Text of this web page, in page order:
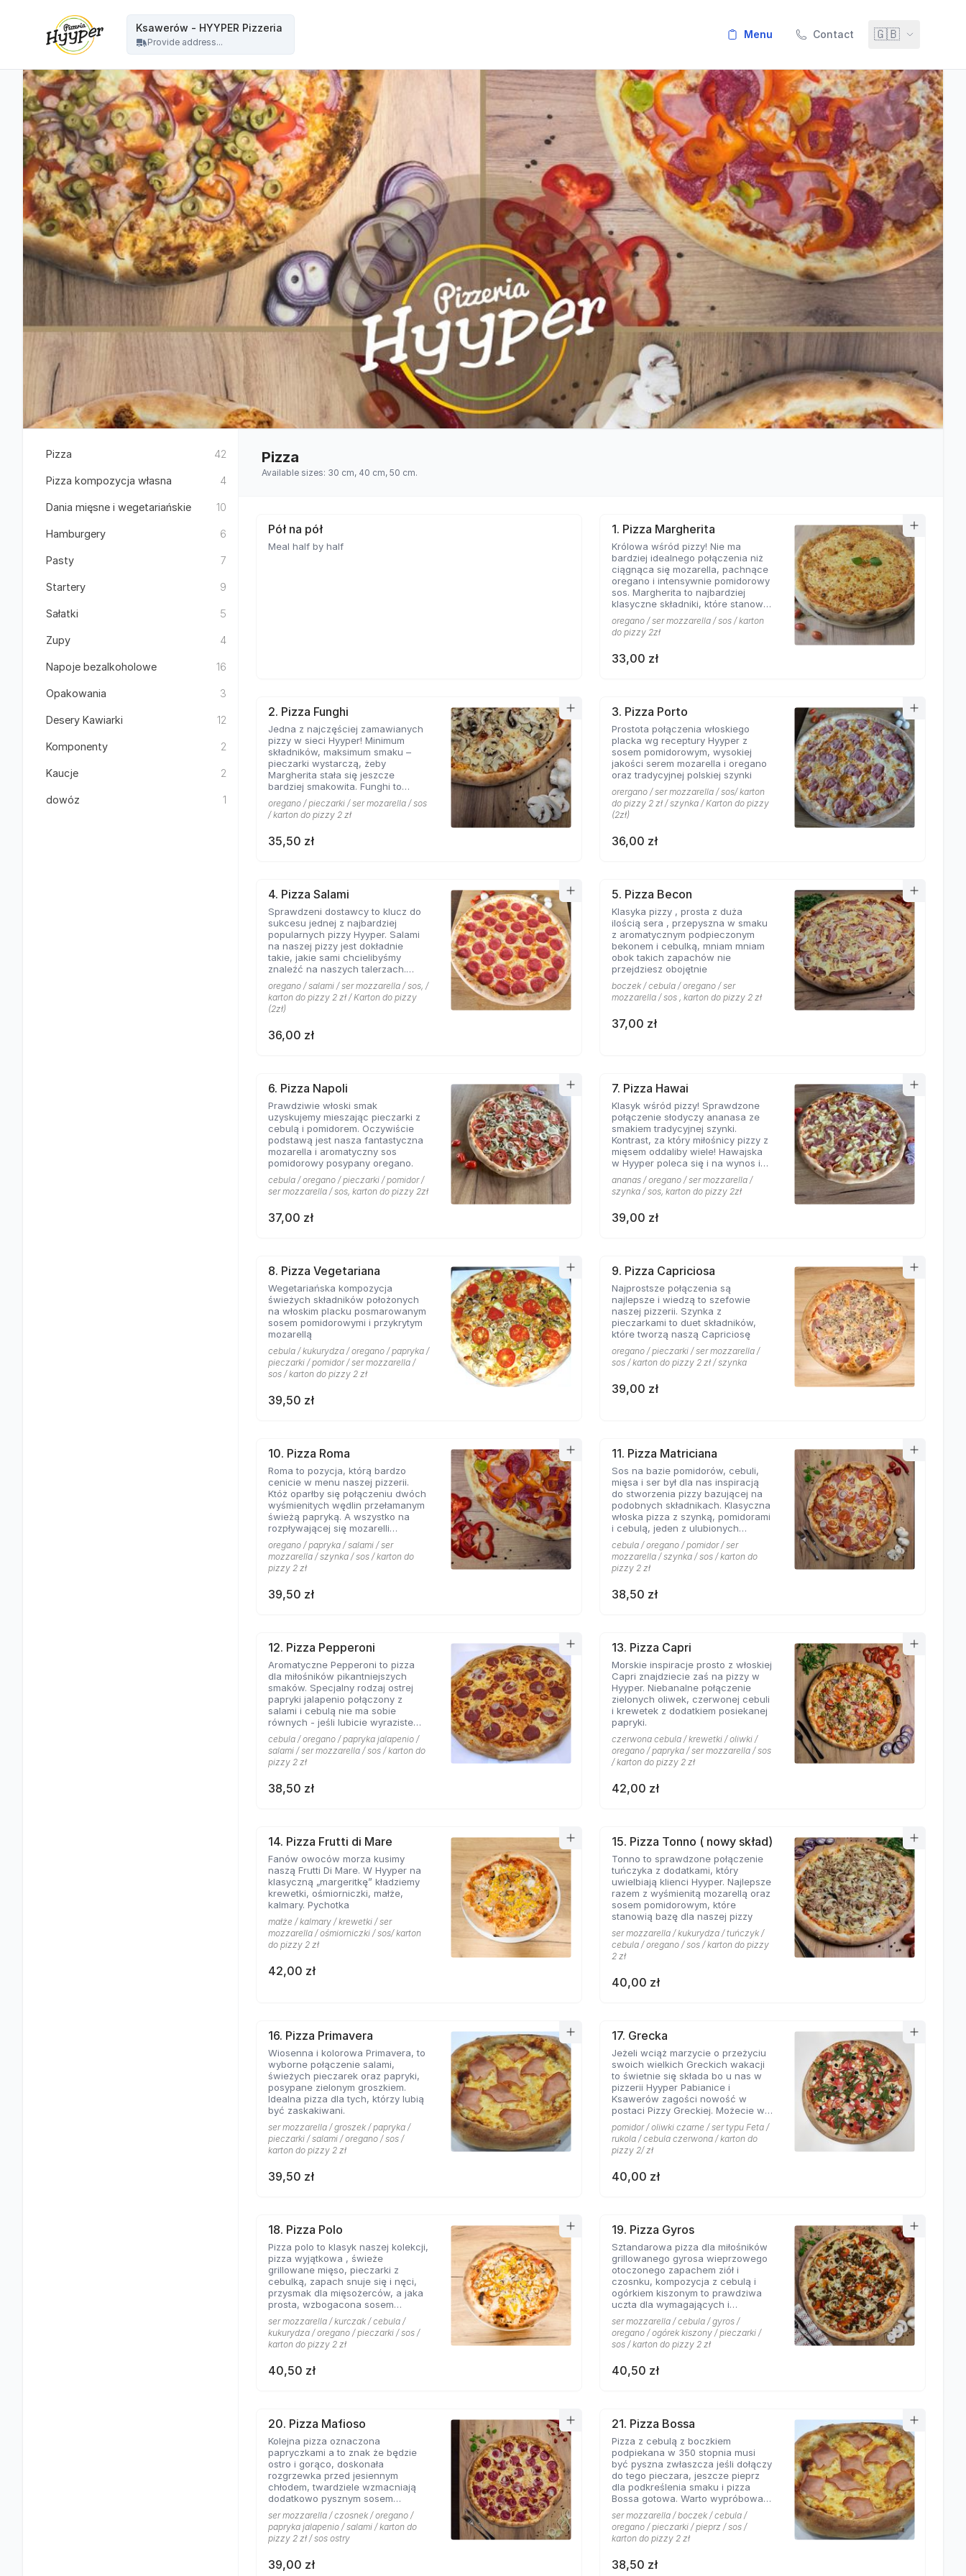
Ksawerów - HYYPER Pizzeria
Provide address...
menu Contact 🇬🇧
Pizza 42
Pizza kompozycja własna 4
Dania mięsne i wegetariańskie 10
Hamburgery 6
Pasty 7
Startery 9
Sałatki 5
Zupy 4
Napoje bezalkoholowe 16
Opakowania 3
Desery Kawiarki 12
Komponenty 2
Kaucje 2
dowóz 1
Pizza
Available sizes: 30 cm, 40 cm, 50 cm.
Pół na pół
Meal half by half
1. Pizza Margherita
Królowa wśród pizzy! Nie ma
bardziej idealnego połączenia niż
ciągnąca się mozarella, pachnące
oregano i intensywnie pomidorowy
sos. Margherita to najbardziej
klasyczne składniki, które stanowią
bazę każdej pizzy. Nasza
Margherita z pewnością nie ma
sobie równych w okolicy!
oregano / ser mozzarella / sos / karton
do pizzy 2zł
33,00 zł
2. Pizza Funghi
Jedna z najczęściej zamawianych
pizzy w sieci Hyyper! Minimum
składników, maksimum smaku –
pieczarki wystarczą, żeby
Margherita stała się jeszcze
bardziej smakowita. Funghi to
kolejny klasyk, którego nie można
pominąć w menu prawdziwej
włoskiej pizzerii.
oregano / pieczarki / ser mozarella / sos
/ karton do pizzy 2 zł
35,50 zł
3. Pizza Porto
Prostota połączenia włoskiego
placka wg receptury Hyyper z
sosem pomidorowym, wysokiej
jakości serem mozarella i oregano
oraz tradycyjnej polskiej szynki
orergano / ser mozzarella / sos/ karton
do pizzy 2 zł / szynka / Karton do pizzy
(2zł)
36,00 zł
4. Pizza Salami
Sprawdzeni dostawcy to klucz do
sukcesu jednej z najbardziej
popularnych pizzy Hyyper. Salami
na naszej pizzy jest dokładnie
takie, jakie sami chcielibyśmy
znaleźć na naszych talerzach.
Aromat roztopionej mozarelli i
salami to coś obok czego miłośnicy
pizzy z mięsem nie przejdą
obojętnie!
oregano / salami / ser mozzarella / sos, /
karton do pizzy 2 zł / Karton do pizzy
(2zł)
36,00 zł
5. Pizza Becon
Klasyka pizzy , prosta z duża
ilością sera , przepyszna w smaku
z aromatycznym podpieczonym
bekonem i cebulką, mniam mniam
obok takich zapachów nie
przejdziesz obojętnie
boczek / cebula / oregano / ser
mozzarella / sos , karton do pizzy 2 zł
37,00 zł
6. Pizza Napoli
Prawdziwie włoski smak
uzyskujemy mieszając pieczarki z
cebulą i pomidorem. Oczywiście
podstawą jest nasza fantastyczna
mozarella i aromatyczny sos
pomidorowy posypany oregano.
cebula / oregano / pieczarki / pomidor /
ser mozzarella / sos, karton do pizzy 2zł
37,00 zł
7. Pizza Hawai
Klasyk wśród pizzy! Sprawdzone
połączenie słodyczy ananasa ze
smakiem tradycyjnej szynki.
Kontrast, za który miłośnicy pizzy z
mięsem oddaliby wiele! Hawajska
w Hyyper poleca się i na wynos i
na miejscu!
ananas / oregano / ser mozzarella /
szynka / sos, karton do pizzy 2zł
39,00 zł
8. Pizza Vegetariana
Wegetariańska kompozycja
świeżych składników położonych
na włoskim placku posmarowanym
sosem pomidorowymi i przykrytym
mozarellą
cebula / kukurydza / oregano / papryka /
pieczarki / pomidor / ser mozzarella /
sos / karton do pizzy 2 zł
39,50 zł
9. Pizza Capriciosa
Najprostsze połączenia są
najlepsze i wiedzą to szefowie
naszej pizzerii. Szynka z
pieczarkami to duet składników,
które tworzą naszą Capriciosę
oregano / pieczarki / ser mozzarella /
sos / karton do pizzy 2 zł / szynka
39,00 zł
10. Pizza Roma
Roma to pozycja, którą bardzo
cenicie w menu naszej pizzerii.
Któż oparłby się połączeniu dwóch
wyśmienitych wędlin przełamanym
świeżą papryką. A wszystko na
rozpływającej się mozarelli
posypanej oregano.
oregano / papryka / salami / ser
mozzarella / szynka / sos / karton do
pizzy 2 zł
39,50 zł
11. Pizza Matriciana
Sos na bazie pomidorów, cebuli,
mięsa i ser był dla nas inspiracją
do stworzenia pizzy bazującej na
podobnych składnikach. Klasyczna
włoska pizza z szynką, pomidorami
i cebulą, jeden z ulubionych
smaków klientów Hyyper!
cebula / oregano / pomidor / ser
mozzarella / szynka / sos / karton do
pizzy 2 zł
38,50 zł
12. Pizza Pepperoni
Aromatyczne Pepperoni to pizza
dla miłośników pikantniejszych
smaków. Specjalny rodzaj ostrej
papryki jalapenio połączony z
salami i cebulą nie ma sobie
równych - jeśli lubicie wyraziste
składniki na roztopionej mozarelli.
cebula / oregano / papryka jalapenio /
salami / ser mozzarella / sos / karton do
pizzy 2 zł
38,50 zł
13. Pizza Capri
Morskie inspiracje prosto z włoskiej
Capri znajdziecie zaś na pizzy w
Hyyper. Niebanalne połączenie
zielonych oliwek, czerwonej cebuli
i krewetek z dodatkiem posiekanej
papryki.
czerwona cebula / krewetki / oliwki /
oregano / papryka / ser mozzarella / sos
/ karton do pizzy 2 zł
42,00 zł
14. Pizza Frutti di Mare
Fanów owoców morza kusimy
naszą Frutti Di Mare. W Hyyper na
klasyczną „margeritkę” kładziemy
krewetki, ośmiorniczki, małże,
kalmary. Pychotka
małże / kalmary / krewetki / ser
mozzarella / ośmiorniczki / sos/ karton
do pizzy 2 zł
42,00 zł
15. Pizza Tonno ( nowy skład)
Tonno to sprawdzone połączenie
tuńczyka z dodatkami, który
uwielbiają klienci Hyyper. Najlepsze
razem z wyśmienitą mozarellą oraz
sosem pomidorowym, które
stanowią bazę dla naszej pizzy
ser mozzarella / kukurydza / tuńczyk /
cebula / oregano / sos / karton do pizzy
2 zł
40,00 zł
16. Pizza Primavera
Wiosenna i kolorowa Primavera, to
wyborne połączenie salami,
świeżych pieczarek oraz papryki,
posypane zielonym groszkiem.
Idealna pizza dla tych, którzy lubią
być zaskakiwani.
ser mozzarella / groszek / papryka /
pieczarki / salami / oregano / sos /
karton do pizzy 2 zł
39,50 zł
17. Grecka
Jeżeli wciąż marzycie o przeżyciu
swoich wielkich Greckich wakacji
to świetnie się składa bo u nas w
pizzerii Hyyper Pabianice i
Ksawerów zagości nowość w
postaci Pizzy Greckiej. Możecie w
niej liczyć na dodatek iście
greckich składników,
przywołujących na myśl
piaszczyste plaże i ciepły klimat -
smak doskonale współgra z
charakteru. Jest to pizza dla
miłośników wyjątkowych smaków,
którzy nie boją się poznawać
nowych połączeń.
pomidor / oliwki czarne / ser typu Feta /
rukola / cebula czerwona / karton do
pizzy 2/ zł
40,00 zł
18. Pizza Polo
Pizza polo to klasyk naszej kolekcji,
pizza wyjątkowa , świeże
grillowane mięso, pieczarki z
cebulką, zapach snuje się i nęci,
przysmak dla mięsożerców, a jaka
prosta, wzbogacona sosem
jogurtowo czosnkowym zadowala
od lat Gości Pizzerii Hyyper.
ser mozzarella / kurczak / cebula /
kukurydza / oregano / pieczarki / sos /
karton do pizzy 2 zł
40,50 zł
19. Pizza Gyros
Sztandarowa pizza dla miłośników
grillowanego gyrosa wieprzowego
otoczonego zapachem ziół i
czosnku, kompozycja z cebulą i
ogórkiem kiszonym to prawdziwa
uczta dla wymagających i
koneserów których pizzeria Hyyper
ceni najbardziej. . Chodzą słuchy,
że gyros Hyyper jest najlepszy w
mieście
ser mozzarella / cebula / gyros /
oregano / ogórek kiszony / pieczarki /
sos / karton do pizzy 2 zł
40,50 zł
20. Pizza Mafioso
Kolejna pizza oznaczona
papryczkami a to znak że będzie
ostro i gorąco, doskonała
rozgrzewka przed jesiennym
chłodem, twardziele wzmacniają
dodatkowo pysznym sosem
pomidorowym pikantnym, uf jak
gorąco.
ser mozzarella / czosnek / oregano /
papryka jalapenio / salami / karton do
pizzy 2 zł / sos ostry
39,00 zł
21. Pizza Bossa
Pizza z cebulą z boczkiem
podpiekana w 350 stopnia musi
być pyszna zwłaszcza jeśli dołączy
do tego pieczara, jeszcze pieprz
dla podkreślenia smaku i pizza
Bossa gotowa. Warto wypróbować
wszystkie sosy dostępne w Pizzerii
Hyyper a mamy ich cztery rodzaje:
pomidorowy łagodny, pomidorowy
pikantny, jogurtowo-czosnkowy
niepowtarzalny w smaku.
ser mozzarella / boczek / cebula /
oregano / pieczarki / pieprz / sos /
karton do pizzy 2 zł
38,50 zł